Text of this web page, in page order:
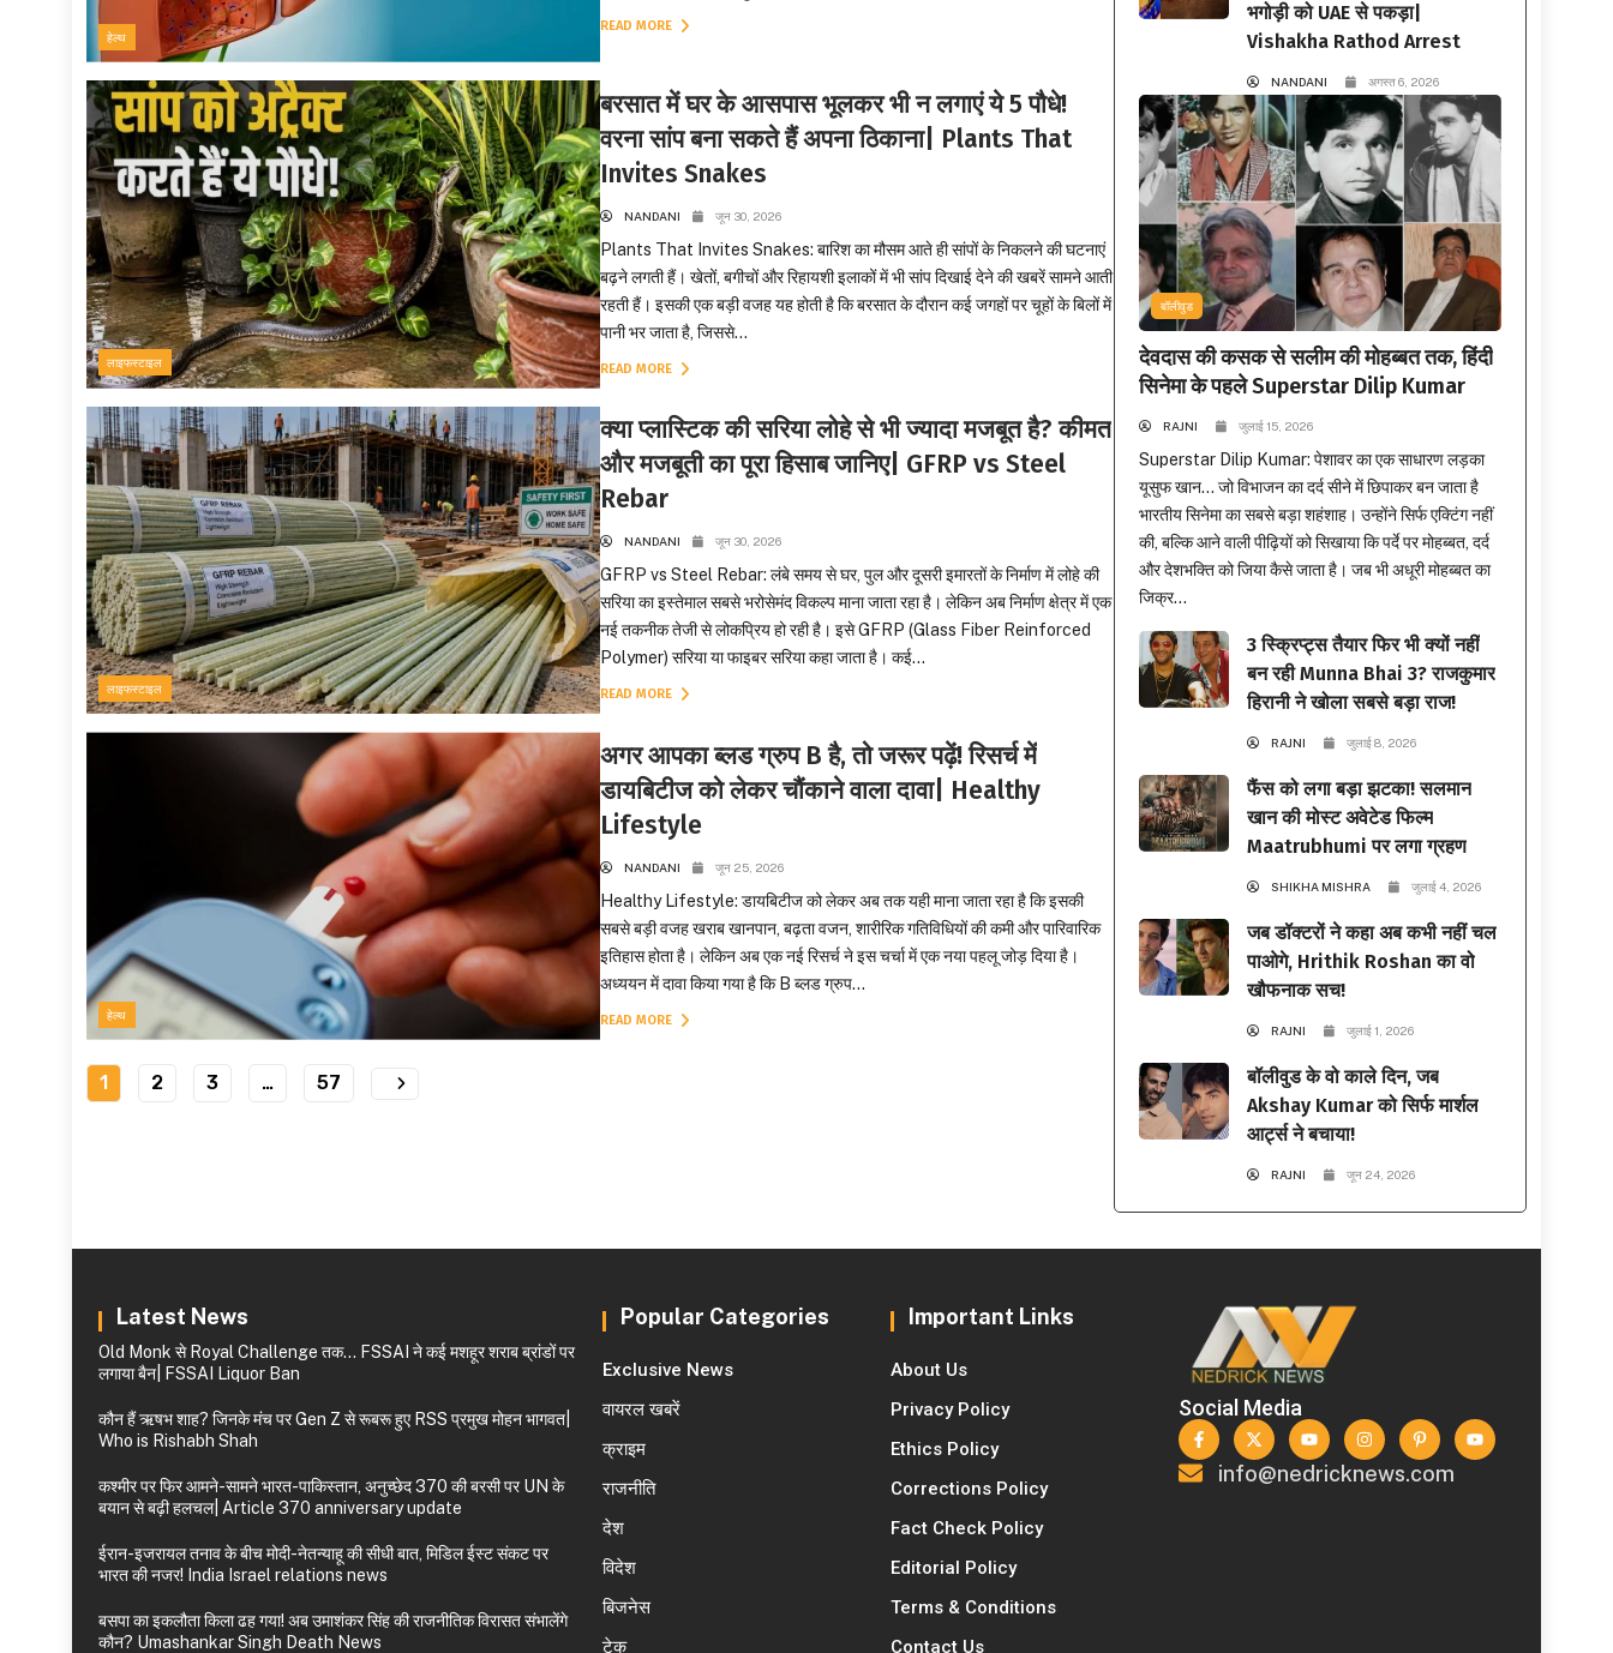
हेल्थ
READ MORE
लाइफस्टाइल
बरसात में घर के आसपास भूलकर भी न लगाएं ये 5 पौधे!
वरना सांप बना सकते हैं अपना ठिकाना| Plants That
Invites Snakes
NANDANI जून 30, 2026
Plants That Invites Snakes: बारिश का मौसम आते ही सांपों के निकलने की घटनाएं
बढ़ने लगती हैं। खेतों, बगीचों और रिहायशी इलाकों में भी सांप दिखाई देने की खबरें सामने आती
रहती हैं। इसकी एक बड़ी वजह यह होती है कि बरसात के दौरान कई जगहों पर चूहों के बिलों में
पानी भर जाता है, जिससे...
READ MORE
लाइफस्टाइल
क्या प्लास्टिक की सरिया लोहे से भी ज्यादा मजबूत है? कीमत
और मजबूती का पूरा हिसाब जानिए| GFRP vs Steel
Rebar
NANDANI जून 30, 2026
GFRP vs Steel Rebar: लंबे समय से घर, पुल और दूसरी इमारतों के निर्माण में लोहे की
सरिया का इस्तेमाल सबसे भरोसेमंद विकल्प माना जाता रहा है। लेकिन अब निर्माण क्षेत्र में एक
नई तकनीक तेजी से लोकप्रिय हो रही है। इसे GFRP (Glass Fiber Reinforced
Polymer) सरिया या फाइबर सरिया कहा जाता है। कई...
READ MORE
हेल्थ
अगर आपका ब्लड ग्रुप B है, तो जरूर पढ़ें! रिसर्च में
डायबिटीज को लेकर चौंकाने वाला दावा| Healthy
Lifestyle
NANDANI जून 25, 2026
Healthy Lifestyle: डायबिटीज को लेकर अब तक यही माना जाता रहा है कि इसकी
सबसे बड़ी वजह खराब खानपान, बढ़ता वजन, शारीरिक गतिविधियों की कमी और पारिवारिक
इतिहास होता है। लेकिन अब एक नई रिसर्च ने इस चर्चा में एक नया पहलू जोड़ दिया है।
अध्ययन में दावा किया गया है कि B ब्लड ग्रुप...
READ MORE
1 2 3 … 57
भगोड़ी को UAE से पकड़ा|
Vishakha Rathod Arrest
NANDANI अगस्त 6, 2026
बॉलीवुड
देवदास की कसक से सलीम की मोहब्बत तक, हिंदी
सिनेमा के पहले Superstar Dilip Kumar
RAJNI जुलाई 15, 2026
Superstar Dilip Kumar: पेशावर का एक साधारण लड़का
यूसुफ खान… जो विभाजन का दर्द सीने में छिपाकर बन जाता है
भारतीय सिनेमा का सबसे बड़ा शहंशाह। उन्होंने सिर्फ एक्टिंग नहीं
की, बल्कि आने वाली पीढ़ियों को सिखाया कि पर्दे पर मोहब्बत, दर्द
और देशभक्ति को जिया कैसे जाता है। जब भी अधूरी मोहब्बत का
जिक्र...
3 स्क्रिप्ट्स तैयार फिर भी क्यों नहीं
बन रही Munna Bhai 3? राजकुमार
हिरानी ने खोला सबसे बड़ा राज!
RAJNI जुलाई 8, 2026
फैंस को लगा बड़ा झटका! सलमान
खान की मोस्ट अवेटेड फिल्म
Maatrubhumi पर लगा ग्रहण
SHIKHA MISHRA जुलाई 4, 2026
जब डॉक्टरों ने कहा अब कभी नहीं चल
पाओगे, Hrithik Roshan का वो
खौफनाक सच!
RAJNI जुलाई 1, 2026
बॉलीवुड के वो काले दिन, जब
Akshay Kumar को सिर्फ मार्शल
आर्ट्स ने बचाया!
RAJNI जून 24, 2026
Latest News
Old Monk से Royal Challenge तक… FSSAI ने कई मशहूर शराब ब्रांडों पर
लगाया बैन| FSSAI Liquor Ban
कौन हैं ऋषभ शाह? जिनके मंच पर Gen Z से रूबरू हुए RSS प्रमुख मोहन भागवत|
Who is Rishabh Shah
कश्मीर पर फिर आमने-सामने भारत-पाकिस्तान, अनुच्छेद 370 की बरसी पर UN के
बयान से बढ़ी हलचल| Article 370 anniversary update
ईरान-इजरायल तनाव के बीच मोदी-नेतन्याहू की सीधी बात, मिडिल ईस्ट संकट पर
भारत की नजर! India Israel relations news
बसपा का इकलौता किला ढह गया! अब उमाशंकर सिंह की राजनीतिक विरासत संभालेंगे
कौन? Umashankar Singh Death News
Popular Categories
Exclusive News
वायरल खबरें
क्राइम
राजनीति
देश
विदेश
बिजनेस
टेक
Important Links
About Us
Privacy Policy
Ethics Policy
Corrections Policy
Fact Check Policy
Editorial Policy
Terms & Conditions
Contact Us
Social Media
info@nedricknews.com